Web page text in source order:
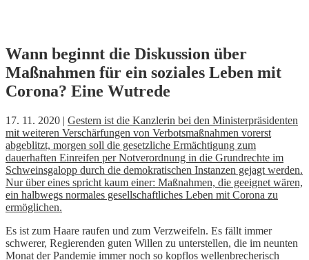
Skip
to
content
Wann beginnt die Diskussion über
Maßnahmen für ein soziales Leben mit
Corona? Eine Wutrede
17. 11. 2020 | Gestern ist die Kanzlerin bei den Ministerpräsidenten
mit weiteren Verschärfungen von Verbotsmaßnahmen vorerst
abgeblitzt, morgen soll die gesetzliche Ermächtigung zum
dauerhaften Einreifen per Notverordnung in die Grundrechte im
Schweinsgalopp durch die demokratischen Instanzen gejagt werden.
Nur über eines spricht kaum einer: Maßnahmen, die geeignet wären,
ein halbwegs normales gesellschaftliches Leben mit Corona zu
ermöglichen.
Es ist zum Haare raufen und zum Verzweifeln. Es fällt immer
schwerer, Regierenden guten Willen zu unterstellen, die im neunten
Monat der Pandemie immer noch so kopflos wellenbrecherisch